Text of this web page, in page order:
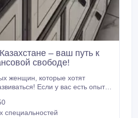
– ваш путь к
свободе!
которые хотят
Если у вас есть опыт в
свою жизнь, – это ваш
специальностей